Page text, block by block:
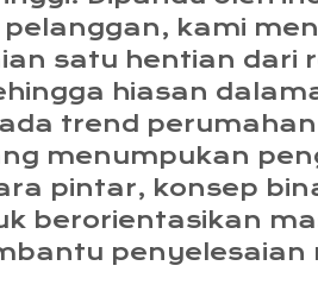
pelanggan, kami
satu hentian dari
hiasan
trend
menumpukan
pintar, konsep
berorientasikan
penyelesaian